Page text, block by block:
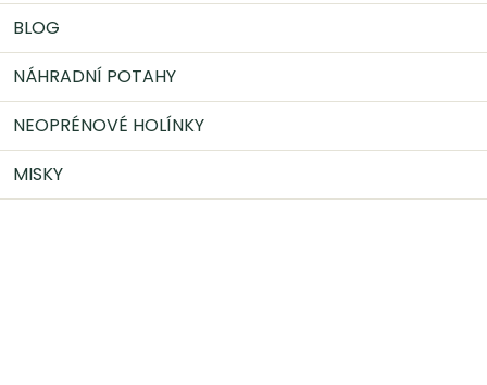
BLOG
NÁHRADNÍ POTAHY
NEOPRÉNOVÉ HOLÍNKY
MISKY